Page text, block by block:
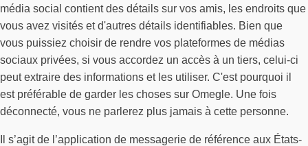
média social contient des détails sur vos amis, les endroits que
vous avez visités et d'autres détails identifiables. Bien que
vous puissiez choisir de rendre vos plateformes de médias
sociaux privées, si vous accordez un accès à un tiers, celui-ci
peut extraire des informations et les utiliser. C'est pourquoi il
est préférable de garder les choses sur Omegle. Une fois
déconnecté, vous ne parlerez plus jamais à cette personne.
Il s’agit de l’application de messagerie de référence aux États-